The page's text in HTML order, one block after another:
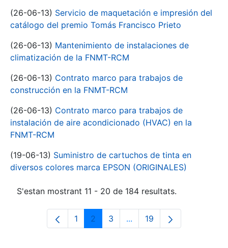
(26-06-13) Servicio de maquetación e impresión del
catálogo del premio Tomás Francisco Prieto
(26-06-13) Mantenimiento de instalaciones de
climatización de la FNMT-RCM
(26-06-13) Contrato marco para trabajos de
construcción en la FNMT-RCM
(26-06-13) Contrato marco para trabajos de
instalación de aire acondicionado (HVAC) en la
FNMT-RCM
(19-06-13) Suministro de cartuchos de tinta en
diversos colores marca EPSON (ORIGINALES)
S'estan mostrant 11 - 20 de 184 resultats.
Pàgina
1 Pàgina
2 Pàgina
3 ...Pàgines intermèdies
Pàgina
19